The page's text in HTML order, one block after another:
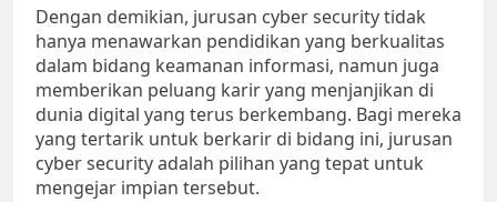
Dengan demikian, jurusan cyber security tidak
hanya menawarkan pendidikan yang berkualitas
dalam bidang keamanan informasi, namun juga
memberikan peluang karir yang menjanjikan di
dunia digital yang terus berkembang. Bagi mereka
yang tertarik untuk berkarir di bidang ini, jurusan
cyber security adalah pilihan yang tepat untuk
mengejar impian tersebut.